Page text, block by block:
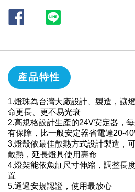
產品特性
1.燈珠為台灣大廠設計、製造，讓
命更長、更不易光衰
2.高規格設計生產的24V安定器，
有保障，比一般安定器省電達20-
3.燈殼依最佳散熱方式設計製造，
散熱，延長燈具使用壽命
4.燈架能依魚缸尺寸伸縮，調整長
置
5.通過安規認證，使用最放心